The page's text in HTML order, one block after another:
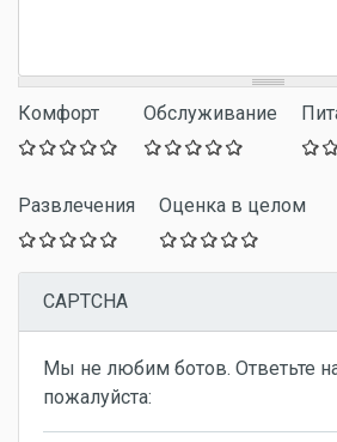
Комфорт Обслуживание
Развлечения Оценка в целом
CAPTCHA
Мы не любим ботов. Ответьте
пожалуйста: